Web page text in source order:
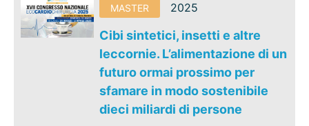
MASTER 2025
Cibi sintetici, insetti e altre
leccornie. L’alimentazione di un
futuro ormai prossimo per
sfamare in modo sostenibile
dieci miliardi di persone